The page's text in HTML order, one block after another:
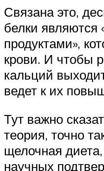
Связана это,
белки являются
продуктами»,
крови. И чтобы
кальций
ведет к их
Тут важно
теория, точно
щелочная
научных